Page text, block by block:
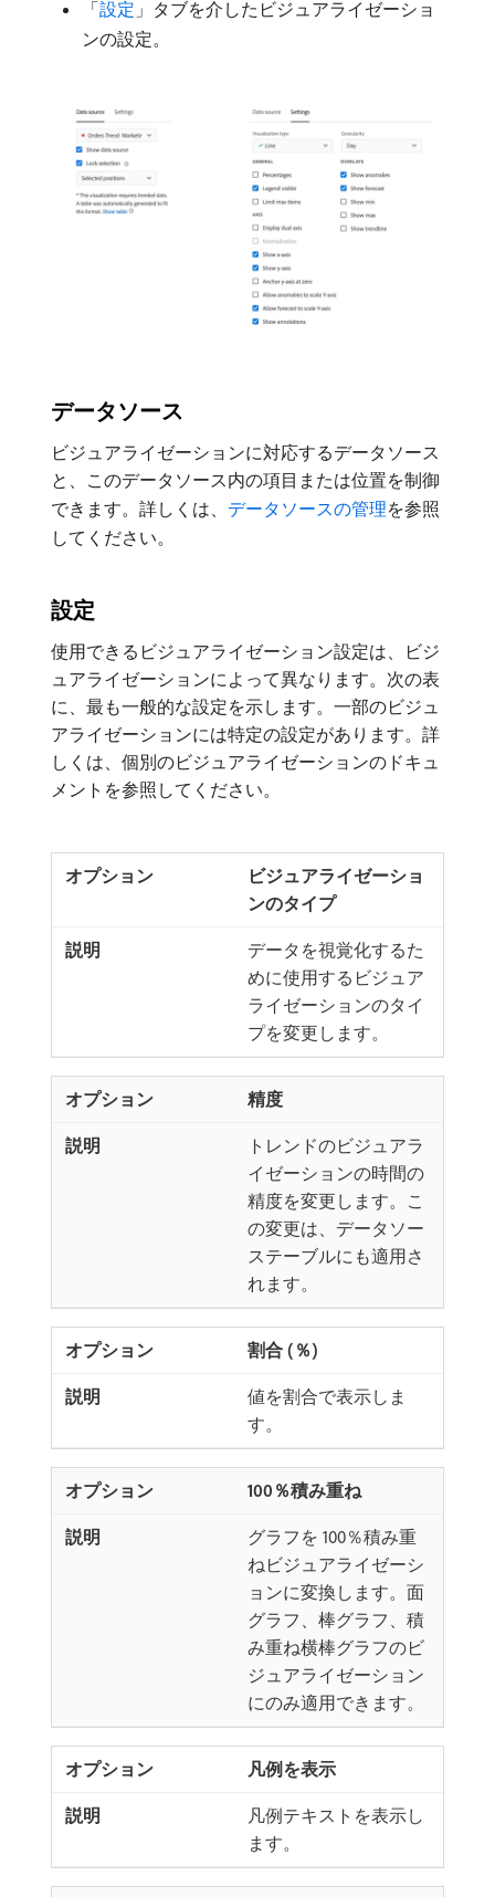
「設定 」タブを介したビジュアライゼーショ
ンの設定。
データソース
ビジュアライゼーションに対応するデータソース
と、このデータソース内の項目または位置を制御
できます。詳しくは、 データソースの管理を参照
してください。
設定
使用できるビジュアライゼーション設定は、ビジ
ュアライゼーションによって異なります。次の表
に、最も一般的な設定を示します。一部のビジュ
アライゼーションには特定の設定があります。詳
しくは、個別のビジュアライゼーションのドキュ
メントを参照してください。
ビジュアライゼーショ
ンのタイプ
データを視覚化するた
めに使用するビジュア
ライゼーションのタイ
プを変更します。
精度
トレンドのビジュアラ
イゼーションの時間の
精度を変更します。こ
の変更は、データソー
ステーブルにも適用さ
れます。
割合 (％)
値を割合で表示しま
す。
100％積み重ね
グラフを 100％積み重
ねビジュアライゼーシ
ョンに変換します。面
グラフ、棒グラフ、積
み重ね横棒グラフのビ
ジュアライゼーション
にのみ適用できます。
凡例を表示
凡例テキストを表示し
ます。